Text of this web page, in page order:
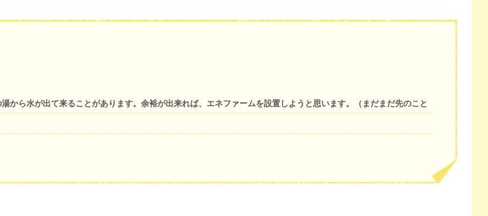
から水が出て来ることがあります。余裕が出来れば、エネファームを設置しようと思います。（まだまだ先のこと